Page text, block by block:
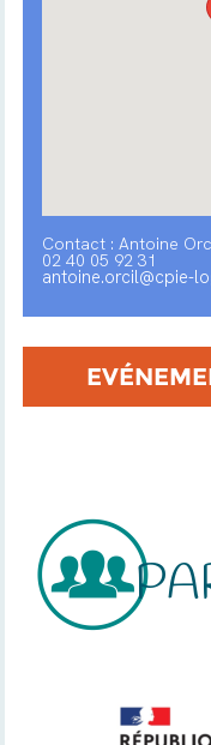
Contact : Antoine
02 40 05 92 31
antoine.orcil@cpie-